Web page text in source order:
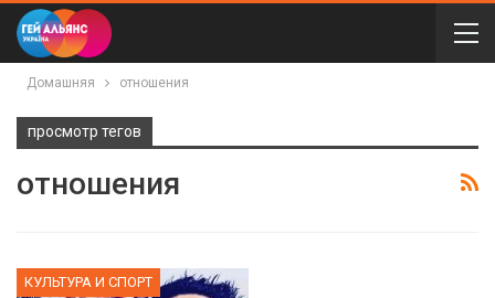
Домашняя отношения
просмотр тегов
отношения
КУЛЬТУРА И СПОРТ